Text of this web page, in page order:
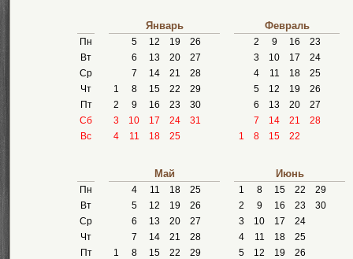
Пн
Вт
Ср
Чт
Пт
Сб
Вс
Январь
5 12 19
26
6
13 20
27
7
14 21
28
1
8 15 22
29
2
9 16 23
30
3
10 17 24
31
4
11 18 25
Февраль
2 9 16
23
3
10 17
24
4
11 18
25
5
12 19
26
6
13 20
27
7
14 21
28
1
8 15 22
Пн
Вт
Ср
Чт
Пт
Май
4 11 18
25
5
12 19
26
6
13 20
27
7
14 21
28
1
8 15 22
29
Июнь
1 8 15 22
29
2
9 16 23
30
3
10 17
24
4
11 18
25
5
12 19
26